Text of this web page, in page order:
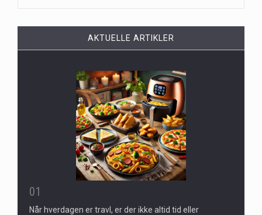
AKTUELLE ARTIKLER
01
Når hverdagen er travl, er der ikke altid tid eller